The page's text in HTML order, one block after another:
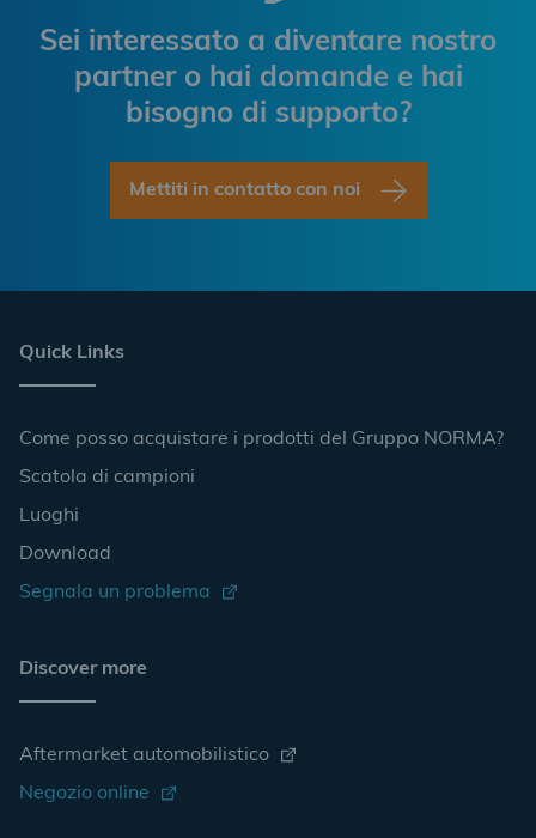
Sei interessato a diventare nostro
partner o hai domande e hai
bisogno di supporto?
Mettiti in contatto con noi
Quick Links
Come posso acquistare i prodotti del Gruppo NORMA?
Scatola di campioni
Luoghi
Download
Segnala un problema
Discover more
Aftermarket automobilistico
Negozio online